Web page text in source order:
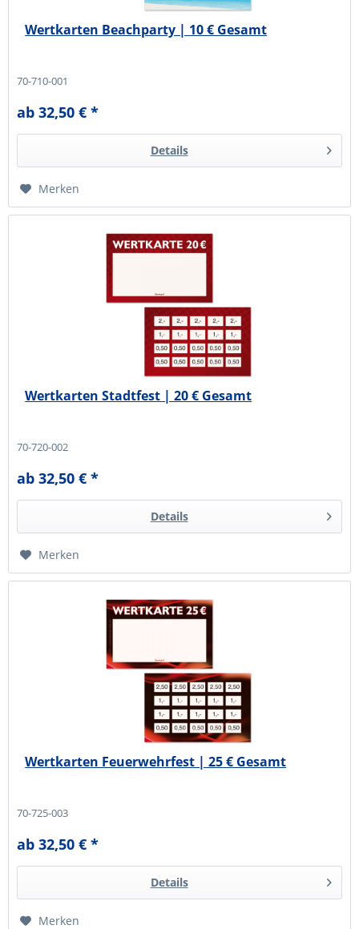
Wertkarten Beachparty | 10 € Gesamt
70-710-001
ab 32,50 € *
Details
Merken
Wertkarten Stadtfest | 20 € Gesamt
70-720-002
ab 32,50 € *
Details
Merken
Wertkarten Feuerwehrfest | 25 € Gesamt
70-725-003
ab 32,50 € *
Details
Merken